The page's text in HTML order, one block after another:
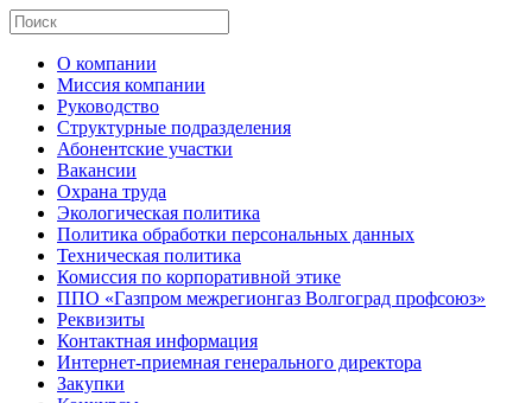
О компании
Миссия компании
Руководство
Структурные подразделения
Абонентские участки
Вакансии
Охрана труда
Экологическая политика
Политика обработки персональных данных
Техническая политика
Комиссия по корпоративной этике
ППО «Газпром межрегионгаз Волгоград профсоюз»
Реквизиты
Контактная информация
Интернет-приемная генерального директора
Закупки